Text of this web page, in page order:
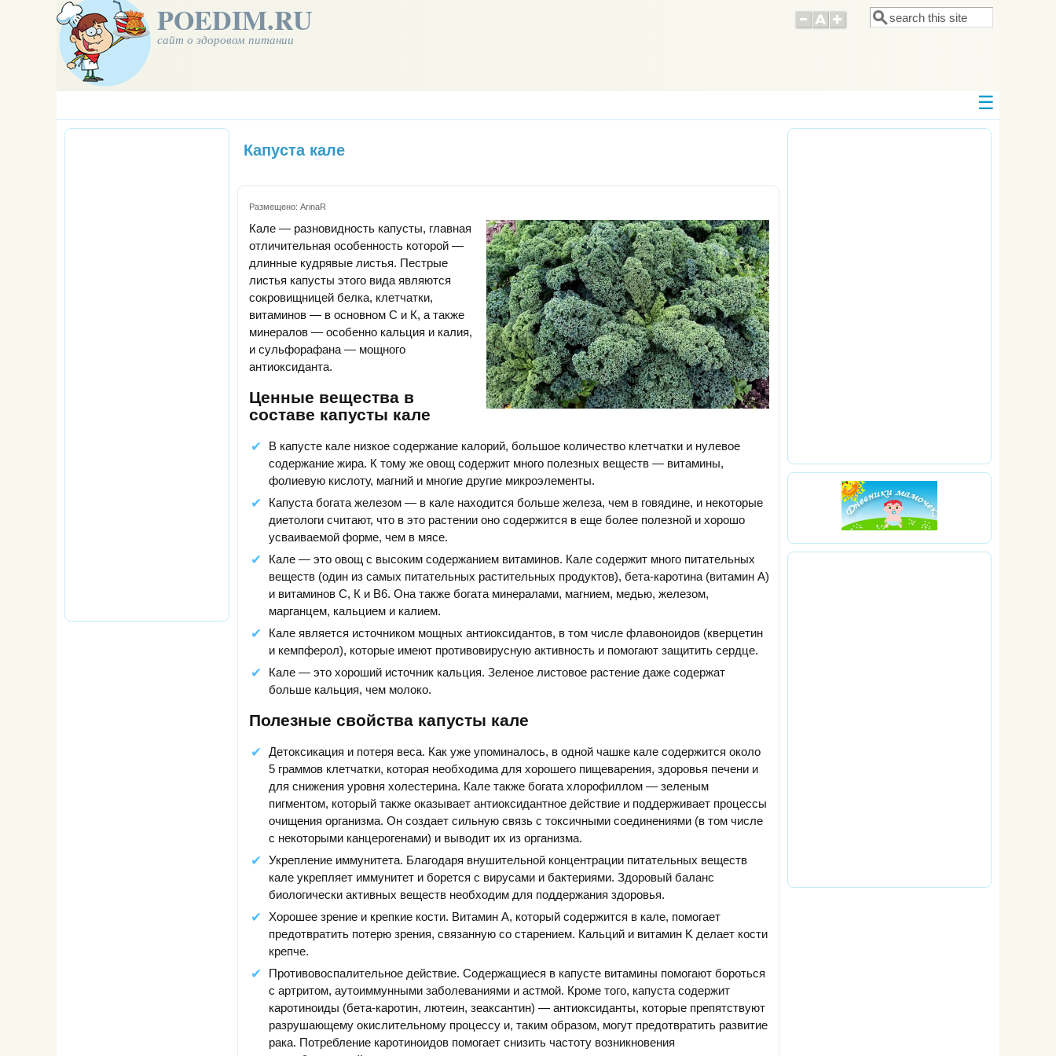
POEDIM.RU
сайт о здоровом питании
Форма поиска
Поиск
Капуста кале
Размещено: ArinaR
Кале — разновидность капусты, главная
отличительная особенность которой —
длинные кудрявые листья. Пестрые
листья капусты этого вида являются
сокровищницей белка, клетчатки,
витаминов — в основном С и К, а также
минералов — особенно кальция и калия,
и сульфорафана — мощного
антиоксиданта.
Ценные вещества в
составе капусты кале
В капусте кале низкое содержание калорий, большое количество клетчатки и нулевое
содержание жира. К тому же овощ содержит много полезных веществ — витамины,
фолиевую кислоту, магний и многие другие микроэлементы.
Капуста богата железом — в кале находится больше железа, чем в говядине, и некоторые
диетологи считают, что в это растении оно содержится в еще более полезной и хорошо
усваиваемой форме, чем в мясе.
Кале — это овощ с высоким содержанием витаминов. Кале содержит много питательных
веществ (один из самых питательных растительных продуктов), бета-каротина (витамин А)
и витаминов С, К и В6. Она также богата минералами, магнием, медью, железом,
марганцем, кальцием и калием.
Кале является источником мощных антиоксидантов, в том числе флавоноидов (кверцетин
и кемпферол), которые имеют противовирусную активность и помогают защитить сердце.
Кале — это хороший источник кальция. Зеленое листовое растение даже содержат
больше кальция, чем молоко.
Полезные свойства капусты кале
Детоксикация и потеря веса. Как уже упоминалось, в одной чашке кале содержится около
5 граммов клетчатки, которая необходима для хорошего пищеварения, здоровья печени и
для снижения уровня холестерина. Кале также богата хлорофиллом — зеленым
пигментом, который также оказывает антиоксидантное действие и поддерживает процессы
очищения организма. Он создает сильную связь с токсичными соединениями (в том числе
с некоторыми канцерогенами) и выводит их из организма.
Укрепление иммунитета. Благодаря внушительной концентрации питательных веществ
кале укрепляет иммунитет и борется с вирусами и бактериями. Здоровый баланс
биологически активных веществ необходим для поддержания здоровья.
Хорошее зрение и крепкие кости. Витамин А, который содержится в кале, помогает
предотвратить потерю зрения, связанную со старением. Кальций и витамин K делает кости
крепче.
Противовоспалительное действие. Содержащиеся в капусте витамины помогают бороться
с артритом, аутоиммунными заболеваниями и астмой. Кроме того, капуста содержит
каротиноиды (бета-каротин, лютеин, зеаксантин) — антиоксиданты, которые препятствуют
разрушающему окислительному процессу и, таким образом, могут предотвратить развитие
рака. Потребление каротиноидов помогает снизить частоту возникновения